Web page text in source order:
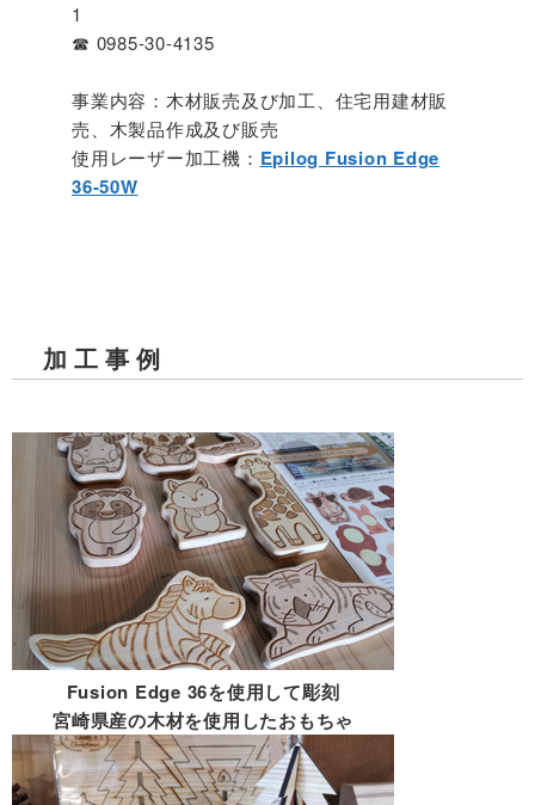
1
☎ 0985-30-4135
事業内容：木材販売及び加工、住宅用建材販
売、木製品作成及び販売
使用レーザー加工機： Epilog Fusion Edge
36-50W
加工事例
Fusion Edge 36を使用して彫刻
宮崎県産の木材を使用したおもちゃ